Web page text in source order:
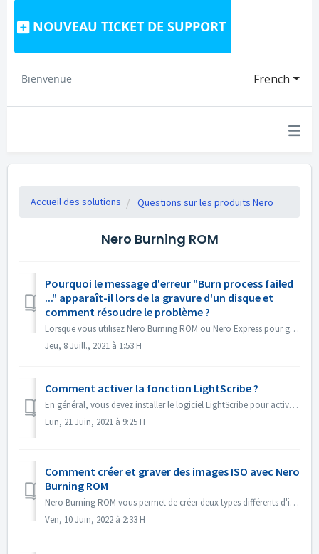
NOUVEAU TICKET DE SUPPORT
French
Bienvenue
Accueil des solutions Questions sur les produits Nero
Nero Burning ROM
Pourquoi le message d'erreur "Burn process failed
..." apparaît-il lors de la gravure d'un disque et
comment résoudre le problème ?
Lorsque vous utilisez Nero Burning ROM ou Nero Express pour graver du contenu sur un disque, vous pouvez rencontrer le message d'erreur " Burn proc...
Jeu, 8 Juill., 2021 à 1:53 H
Comment activer la fonction LightScribe ?
En général, vous devez installer le logiciel LightScribe pour activer les fonctionnalités de LightScribe. https://lightscribesoftware.org/ Contactez-nous ...
Lun, 21 Juin, 2021 à 9:25 H
Comment créer et graver des images ISO avec Nero
Burning ROM
Nero Burning ROM vous permet de créer deux types différents d'images de disque. Les "fichiers image Nero" (*.nrg) sont constitués d'un fo...
Ven, 10 Juin, 2022 à 2:33 H